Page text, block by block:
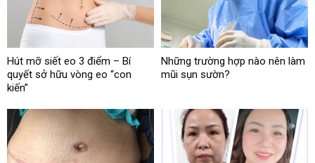
Hút mỡ siết eo 3 điểm – Bí
quyết sở hữu vòng eo “con
kiến”
Những trường hợp nào nên làm
mũi sụn sườn?